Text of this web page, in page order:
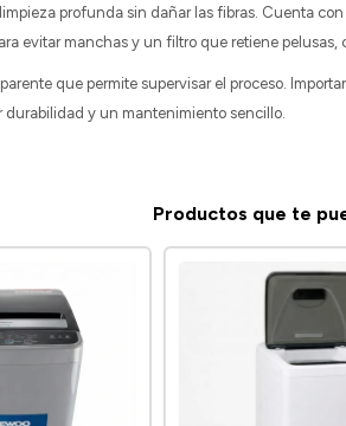
profunda sin dañar las fibras. Cuenta
evitar manchas y un filtro que retiene
que permite supervisar el proceso.
y un mantenimiento sencillo.
Productos que te